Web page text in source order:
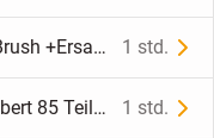
⚠️ Gloria Unkrautfugenbürste WeedBrush +Ersatzbürste in OVP 1 std.
⚠️ Besteck "Spaten" v. Wilkens, versilbert 85 Teile f. 15 Personen 1 std.